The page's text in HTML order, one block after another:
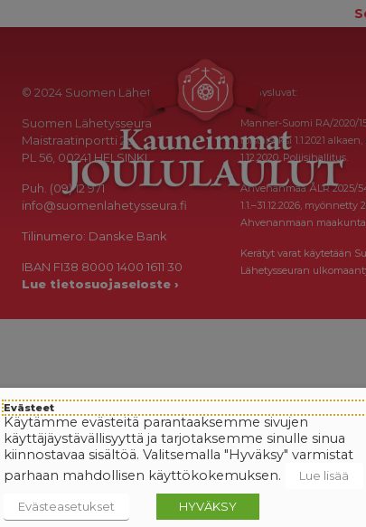
© 2024 Suomen Lähetysseura
Suomen Lähetysseura
Maistraatinportti 2a
PL 56, 00241 HELSINKI
Puh. (09) 12 971
info@suomenlahetysseura.fi
Tilinumero: Danske Bank
IBAN FI38 8000 1400 1611 30
Lue tietosuojaseloste ›
Keräysluvat:
Manner-Suomi RA/2020/
toistaiseksi 1.1.2021
1.12.2020, Poliisihallitus.
Ahvenanmaa ÅLR 2025/
1.1.–31.12.2026, myönnetty
Ahvenanmaan
Kerätyt varat käytetään
Lähetysseuran
Evästeet
Käytämme evästeitä parantaaksemme sivujen
käyttäjäystävällisyyttä ja tarjotaksemme sinulle sinua
kiinnostavaa sisältöä. Valitsemalla "Hyväksy" varmistat
parhaan mahdollisen käyttökokemuksen.
Lue lisää
Evästeasetukset HYVÄKSY